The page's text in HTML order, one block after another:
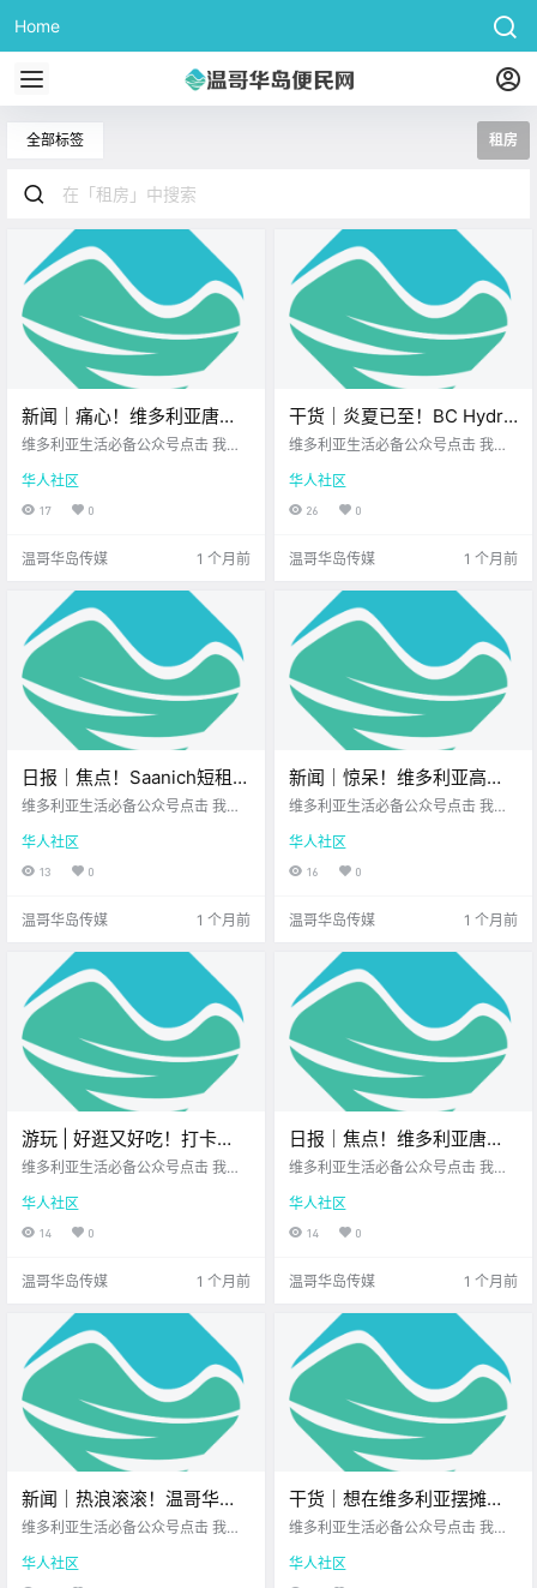
Home
全部标签 租房
新闻｜痛心！维多利亚唐人
街谭公庙因火灾无限期关
店预订却意外遇冷？
维多利亚生活必备公众号点击 我在
想一直在你身边北美最大亚洲超市U
PS维多利亚DT店 大家周三好呀~ 一
街百年谭.
华人社区
17 0
温哥华岛传媒 1 个月前
干货｜炎夏已至！BC Hydro
居然免费送空调！快来看看
维多利亚生活必备公众号点击 我在
想一直在你身边您值得信赖的地产
经纪北美最大亚洲超市 维多利亚的
发愁防暑降.
华人社区
26 0
温哥华岛传媒 1 个月前
日报｜焦点！Saanich短租限
制提案未获通过！前YMCA-
泳池计划延期！
维多利亚生活必备公众号点击 我在
想一直在你身边您值得信赖的地产
经纪北美最大亚洲超市公元2026年
6月17日 农历5月3日 星期三 双子
预报（.
华人社区
13 0
温哥华岛传媒 1 个月前
新闻｜惊呆！维多利亚高温
又破纪录！温哥华岛三级干
正式开放！
维多利亚生活必备公众号点击 我在
想一直在你身边北美最大亚洲超市U
PS维多利亚DT店 大家周二好呀~ 新
的一周步入正轨 岛上又多了很多 值
吧！ 破纪.
华人社区
16 0
温哥华岛传媒 1 个月前
游玩 | 好逛又好吃！打卡
Gorge夏日集市，吹着晚风
就该这样过！
维多利亚生活必备公众号点击 我在
想一直在你身边您值得信赖的地产
经纪北美最大亚洲超市 生活在维多
利亚 逛集市绝对是夏天 雷打不动的
去不同的集.
华人社区
14 0
温哥华岛传媒 1 个月前
日报｜焦点！维多利亚唐人
街谭公庙突发火灾，建筑物
撤除海洋传感器，震惊加拿
大科研界！
维多利亚生活必备公众号点击 我在
想一直在你身边您值得信赖的地产
经纪北美最大亚洲超市公元2026年
6月16日 农历5月2日 星期二 双子
预报（.
华人社区
14 0
温哥华岛传媒 1 个月前
新闻｜热浪滚滚！温哥华岛
高温破纪录！南温哥华岛发
强风即将来袭！
维多利亚生活必备公众号点击 我在
想一直在你身边北美最大亚洲超市U
华人社区
干货｜想在维多利亚摆摊？
本地市集vendor申请全指
维多利亚生活必备公众号点击 我在
想一直在你身边您值得信赖的地产
华人社区